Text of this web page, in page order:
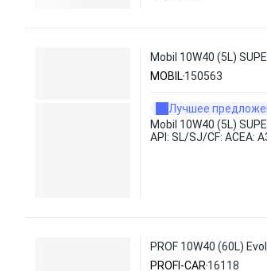
Mobil 10W40 (5L)
MOBIL150563
Лучшее
Mobil 10W40 (5L)
API: SL/SJ/CF: ACEA:
PROF 10W40 (60L)
PROFI-CAR 16118